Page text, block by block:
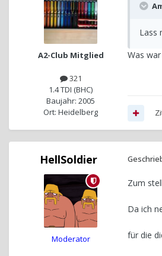
A2-Club Mitglied
321
1.4 TDI (BHC)
Baujahr: 2005
Ort: Heidelberg
Lass
Was
HellSoldier
Moderator
Zum
Da ich
für die